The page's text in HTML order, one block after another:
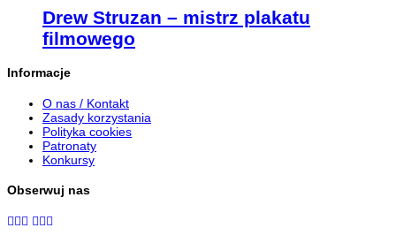
Drew Struzan – mistrz plakatu
filmowego
Informacje
O nas / Kontakt
Zasady korzystania
Polityka cookies
Patronaty
Konkursy
Obserwuj nas